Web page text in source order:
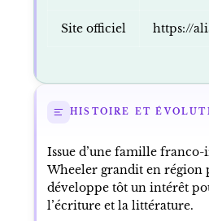
Site officiel https://
HISTOIRE ET
Issue d’une famille
Wheeler grandit en région
développe tôt un intérêt
l’écriture et la littérature.